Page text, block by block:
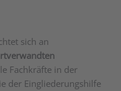
sich an
Fachkräfte in der
der Eingliederungshilfe